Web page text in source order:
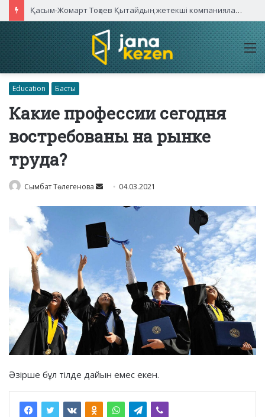
Қасым-Жомарт Тоқаев Қытайдың жетекші компаниялары басшыларымен кездесті
Education Басты
Какие профессии сегодня
востребованы на рынке
труда?
Сымбат Төлегенова
Send 04.03.2021
Әзірше бұл тілде дайын емес екен.